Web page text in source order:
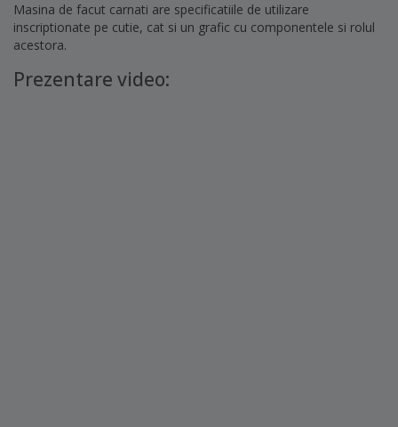
Masina de facut carnati are specificatiile de utilizare
inscriptionate pe cutie, cat si un grafic cu componentele si rolul
acestora.
Prezentare video: